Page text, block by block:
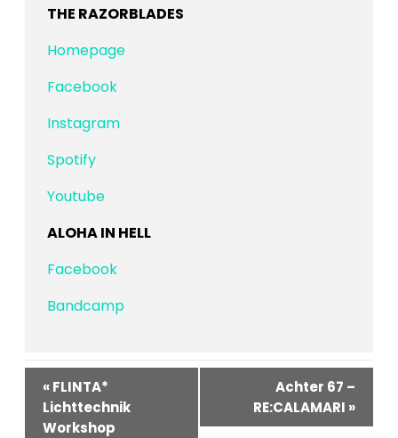
THE RAZORBLADES
Homepage
Facebook
Instagram
Spotify
Youtube
ALOHA IN HELL
Facebook
Bandcamp
Navigation
«FLINTA*
Lichttechnik
Workshop
Achter 67 –
RE:CALAMARI »